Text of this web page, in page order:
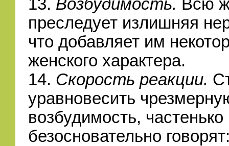
13. Возбудимость. Всю
преследует излишняя
что добавляет им
женского характера.
14. Скорость реакции.
уравновесить
возбудимость, частенько
безосновательно